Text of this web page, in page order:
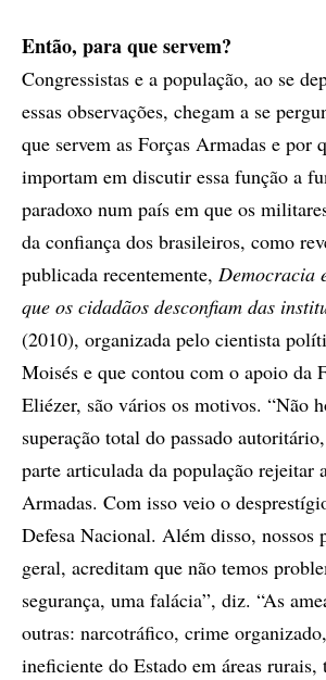
Então, para que servem?
Congressistas e a população, ao se
essas observações, chegam a se
que servem as Forças Armadas e por
importam em discutir essa função a
paradoxo num país em que os
da confiança dos brasileiros, como
publicada recentemente, Democracia
que os cidadãos desconfiam das
(2010), organizada pelo cientista
Moisés e que contou com o apoio da
Eliézer, são vários os motivos. “Não
superação total do passado
parte articulada da população rejeitar
Armadas. Com isso veio o
Defesa Nacional. Além disso, nossos
geral, acreditam que não temos
segurança, uma falácia”, diz. “As
outras: narcotráfico, crime
ineficiente do Estado em áreas rurais,